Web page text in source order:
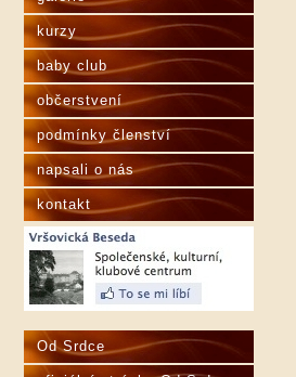
kurzy
baby club
občerstvení
podmínky členství
napsali o nás
kontakt
Od Srdce